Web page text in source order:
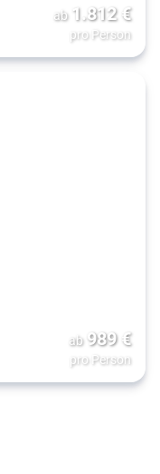
ab 1.812€
pro Person
ab 989€
pro Person